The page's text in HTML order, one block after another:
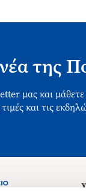
της
μας και
τιμές και τις